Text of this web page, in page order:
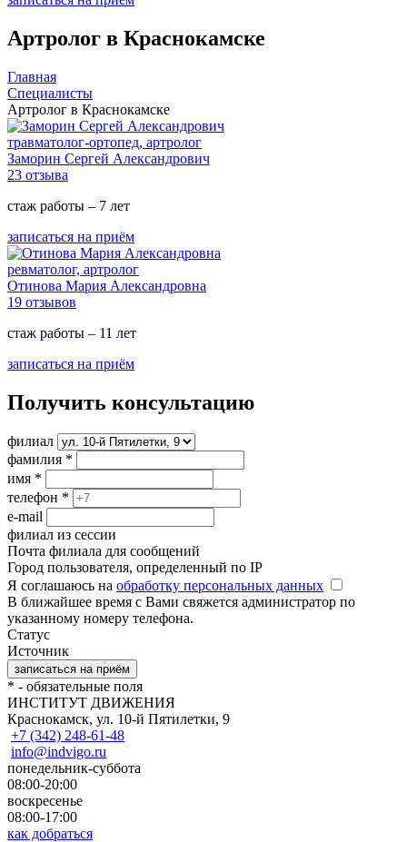
Артролог в Краснокамске
Главная
Специалисты
Артролог в Краснокамске
травматолог-ортопед, артролог
Заморин Сергей Александрович
23 отзыва
стаж работы – 7 лет
записаться на приём
ревматолог, артролог
Отинова Мария Александровна
19 отзывов
стаж работы – 11 лет
записаться на приём
Получить консультацию
филиал
фамилия *
имя *
телефон *
e-mail
филиал из сессии
Почта филиала для сообщений
Город пользователя, определенный по IP
Я соглашаюсь на обработку персональных данных
В ближайшее время с Вами свяжется администратор по
указанному номеру телефона.
Статус
Источник
* - обязательные поля
ИНСТИТУТ ДВИЖЕНИЯ
Краснокамск, ул. 10-й Пятилетки, 9
+7 (342) 248-61-48
info@indvigo.ru
понедельник-суббота
08:00-20:00
воскресенье
08:00-17:00
как добраться